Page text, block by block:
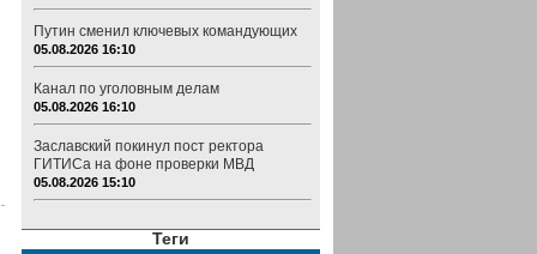
Путин сменил ключевых командующих
05.08.2026 16:10
Канал по уголовным делам
05.08.2026 16:10
Заславский покинул пост ректора
ГИТИСа на фоне проверки МВД
05.08.2026 15:10
Теги